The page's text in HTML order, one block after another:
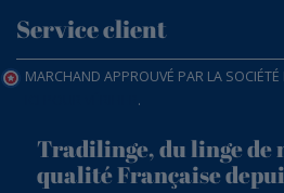
Service client
MARCHAND APPROUVÉ PAR LA
.
Tradilinge, du linge de
qualité Française